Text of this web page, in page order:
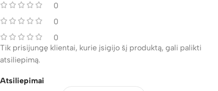
0
0
0
Atsiliepimai
Tik prisijungę klientai, kurie įsigijo šį produktą, gali palikti
atsiliepimą.